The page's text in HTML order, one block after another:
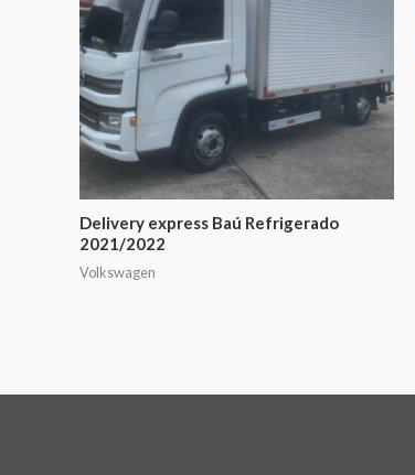
Delivery express Baú Refrigerado
2021/2022
Volkswagen